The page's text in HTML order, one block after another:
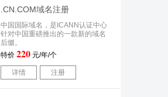
.CN.COM域名注册
中国国际域名，是ICANN认证中心
针对中国重磅推出的一款新的域名
后缀。
特价 220 元/年/个
详情 注册